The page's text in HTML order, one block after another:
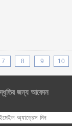
7 8 9 10
জন্য আবেদন